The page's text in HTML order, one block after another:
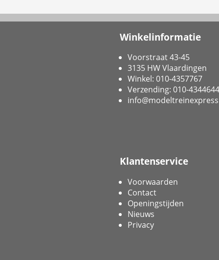
Winkelinformatie
Voorstraat 43-45
3135 HW Vlaardingen
Winkel: 010-4357767
Verzending: 010-4344644
Klantenservice
Voorwaarden
Contact
Openingstijden
Nieuws
Privacy